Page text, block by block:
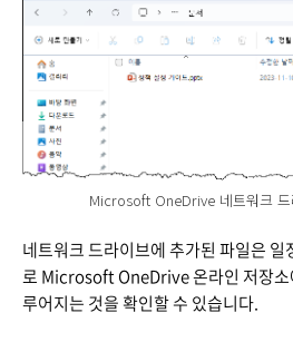
Microsoft OneDrive 네트워크
네트워크 드라이브에 추가된 파일은
로 Microsoft OneDrive 온라인 저장소
루어지는 것을 확인할 수 있습니다.